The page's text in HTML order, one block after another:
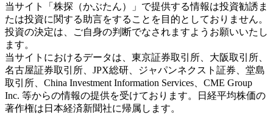
当サイト「株探（かぶたん）」で提供する情報は投資勧誘ま
たは投資に関する助言をすることを目的としておりません。
投資の決定は、ご自身の判断でなされますようお願いいたし
ます。
当サイトにおけるデータは、東京証券取引所、大阪取引所、
名古屋証券取引所、JPX総研、ジャパンネクスト証券、堂島
取引所、China Investment Information Services、CME Group
Inc. 等からの情報の提供を受けております。日経平均株価の
著作権は日本経済新聞社に帰属します。